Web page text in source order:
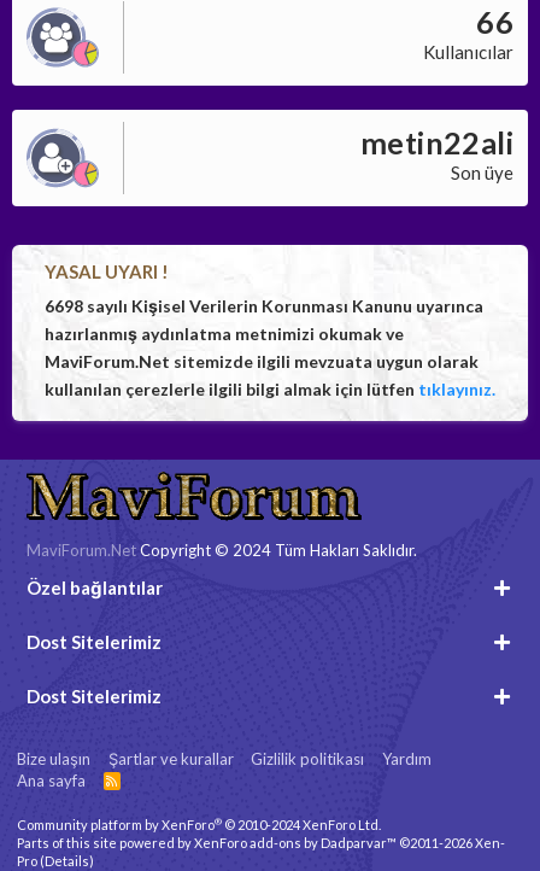
66
Kullanıcılar
metin22ali
Son üye
YASAL UYARI !
6698 sayılı Kişisel Verilerin Korunması Kanunu uyarınca
hazırlanmış aydınlatma metnimizi okumak ve
MaviForum.Net sitemizde ilgili mevzuata uygun olarak
kullanılan çerezlerle ilgili bilgi almak için lütfen tıklayınız.
MaviForum.NetCopyright © 2024 Tüm Hakları Saklıdır.
Özel bağlantılar
Dost Sitelerimiz
Dost Sitelerimiz
Bize ulaşın Şartlar ve kurallar Gizlilik politikası
Yardım
Ana sayfa
R
Community platform by XenForo® © 2010-2024 XenForo Ltd.
Parts of this site powered byXenForo add-ons by Dadparvar™ ©2011-2026Xen-
Pro (Details)